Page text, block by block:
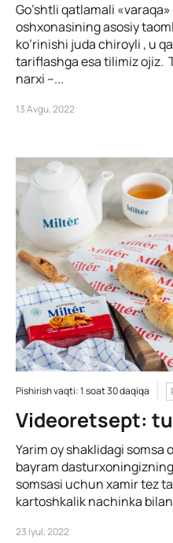
Go’shtli qatlamali «varaqa»
oshxonasining asosiy
ko’rinishi juda chiroyli , u
tariflashga esa tilimiz ojiz.
narxi –...
13 Avgu, 2022
Pishirish vaqti: 1 soat 30 daqiqa
Videoretsept:
Yarim oy shaklidagi somsa
bayram
somsasi uchun xamir tez
kartoshkalik nachinka bilan
23 Iyul, 2022